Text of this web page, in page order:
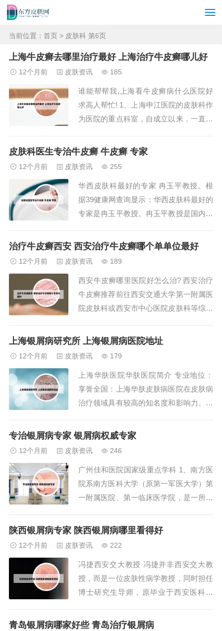
当前位置： 首页 > 皮肤科 第6页
上海牛皮癣去哪里治疗最好 上海治疗牛皮癣哪儿好
12个月前 皮肤资讯 185
谁能帮帮我,上海看牛皮癣病什么医院好
求高人帮忙! 1、上海申江医院的皮肤科作
为医院的重点科室，自成立以来，一直致
科室专注于各种皮肤疾病的疑难杂症，特
足癣、黄褐斑、疱疹和灰指甲等顽固性皮
肤问题，...
皮肤科医生专治牛皮癣 牛皮癣 专家
12个月前 皮肤资讯 255
华西皮肤科最好的专家 冉玉平教授。根
据39健康网查询显示：华西皮肤科最好的
专家是冉玉平教授。冉玉平教授是国内皮
学华西医院皮肤科主任医师多年。冉玉平
染等。冉玉平。冉玉平在医学领域有着突
出的研究成...
治疗牛皮癣西安 西安治疗牛皮癣哪个单单位最好
12个月前 皮肤资讯 189
西安牛皮癣哪里医院好怎么治? 西安治疗
牛皮癣推荐前往西安交通大学第一附属医
院皮肤科或西安市中心医院皮肤科等综合
D多维康复治疗体系、易感基因免疫疗法
是国内具有重要影响力的科室，被誉为该
医院的重点...
上海银屑病研究所 上海银屑病医院地址
12个月前 皮肤资讯 179
上海华肤医院华肤医院简介 专业地位：
享誉全国：上海华肤皮肤病医院在皮肤病
治疗领域具有较高的知名度和影响力。研
医院在皮肤病研究和治疗方面具有丰富的
专家队伍，能够为患者提供精准的诊断和
有效的治疗。服...
专治银屑病专家 银屑病权威专家
12个月前 皮肤资讯 246
广州佳和医院国家级重点学科 1、南方医
院系南方医科大学（原第一军医大学）第
一附属医院、第一临床医学院，是一所集
型综合性三级甲等医院，全国百佳医院。
分数较高、有志于冲刺顶尖医学院的学
生，...
陕西银屑病专家 陕西银屑病哪里看得好
12个月前 皮肤资讯 222
冯捷西安交大教授 冯捷并非西安交大教
授，而是一位皮肤性病学教授，同时担任
博士研究生导师，原毕业于西安医科大
术背景与职务：冯捷教授在皮肤性病学领
青岛银屑病哪家好些 青岛治疗银屑病